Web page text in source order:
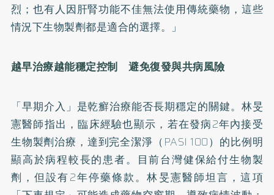
烈；也有人因肝腎功能不佳無法使用傳統藥物，這些
情況下生物製劑都是適合的選擇。」
越早治療越能穩定控制 避免復發與共病風險
「早期介入」是乾癬治療能否長期穩定的關鍵。林旻
憲醫師指出，臨床經驗也顯示，若在發病2年內接受
生物製劑治療，達到完全潔淨（PASI 100）的比例明
顯高於病程較長的患者。目前台灣健保給付生物製
劑，但設有2年停藥條款。林旻憲醫師坦言，這項